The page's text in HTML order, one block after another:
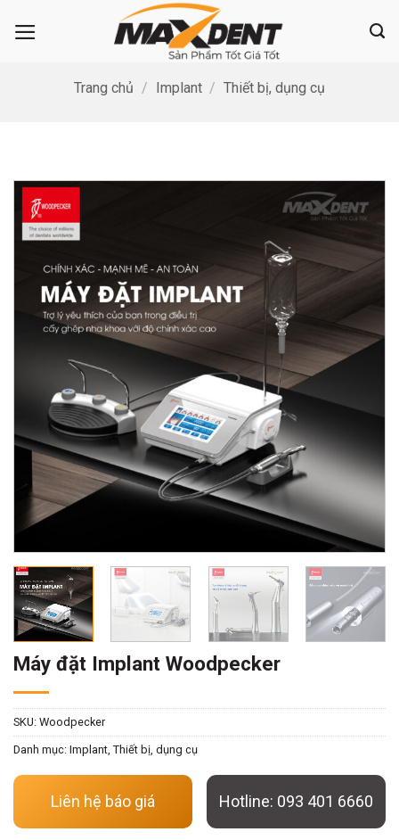
qua
Trang chủ / Implant / Thiết bị, dụng cụ
Máy đặt Implant Woodpecker
SKU: Woodpecker
Danh mục: Implant Thiết bị, dụng cụ
Liên hệ báo giá Hotline: 093 401 6660